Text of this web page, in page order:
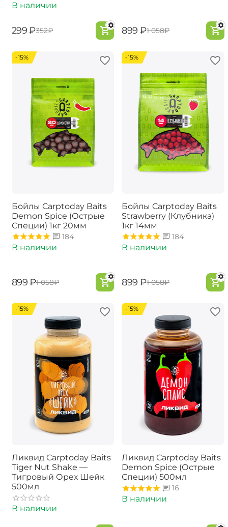
В наличии
‍299‍ ₽‍352‍₽ ‍899‍ ₽‍1 058‍₽
-15%
Бойлы Carptoday Baits
Demon Spice (Острые
Специи) 1кг 20мм
184
В наличии
‍899‍ ₽‍1 058‍₽
-15%
Бойлы Carptoday Baits
Strawberry (Клубника)
1кг 14мм
184
В наличии
‍899‍ ₽‍1 058‍₽
-15%
Ликвид Carptoday Baits
Tiger Nut Shake —
Тигровый Орех Шейк
500мл
В наличии
-15%
Ликвид Carptoday Baits
Demon Spice (Острые
Специи) 500мл
16
В наличии